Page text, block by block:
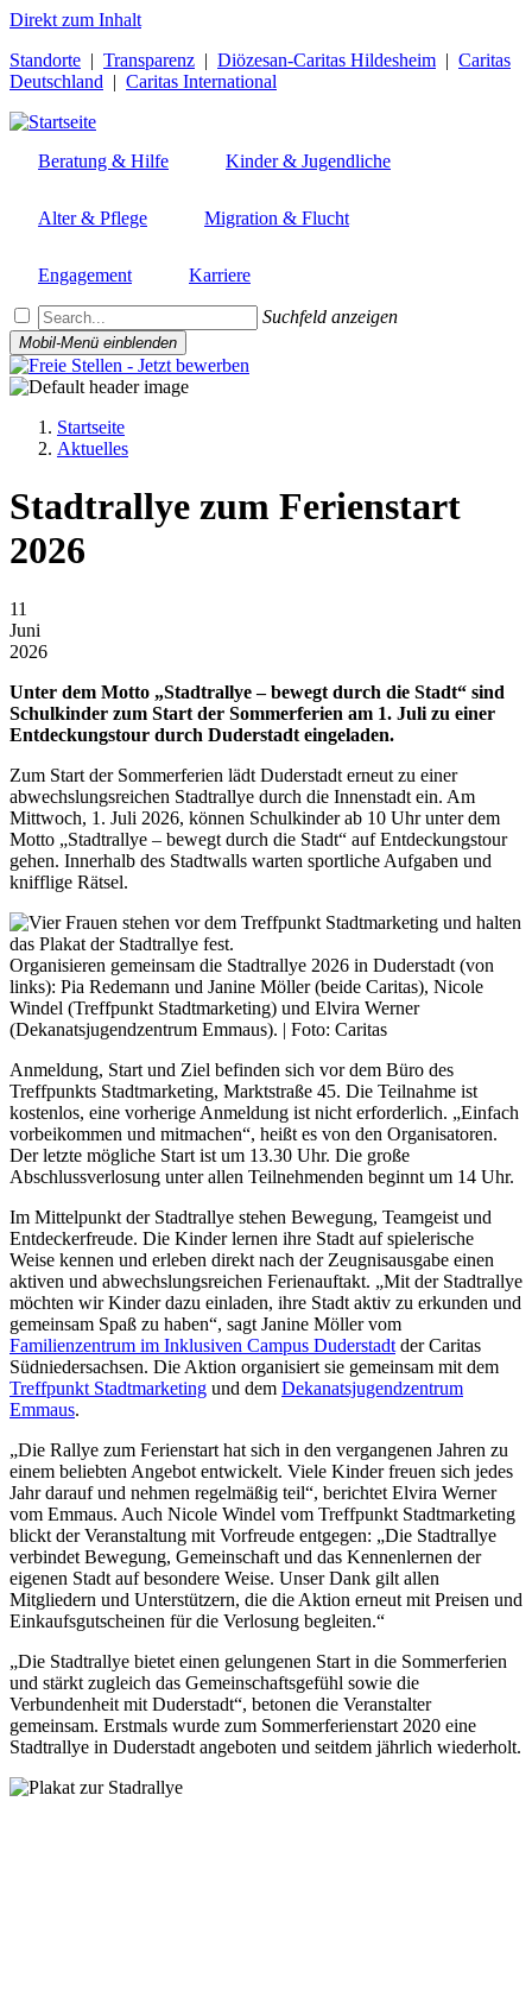
Direkt zum Inhalt
Standorte | Transparenz | Diözesan-Caritas Hildesheim | Caritas
Deutschland | Caritas International
Beratung & Hilfe Kinder & Jugendliche
Alter & Pflege Migration & Flucht
Engagement Karriere
Suchfeld anzeigen
Mobil-Menü einblenden
Pfadnavigation
Startseite
Aktuelles
Stadtrallye zum Ferienstart
2026
11
Juni
2026
Unter dem Motto „Stadtrallye – bewegt durch die Stadt“ sind
Schulkinder zum Start der Sommerferien am 1. Juli zu einer
Entdeckungstour durch Duderstadt eingeladen.
Zum Start der Sommerferien lädt Duderstadt erneut zu einer
abwechslungsreichen Stadtrallye durch die Innenstadt ein. Am
Mittwoch, 1. Juli 2026, können Schulkinder ab 10 Uhr unter dem
Motto „Stadtrallye – bewegt durch die Stadt“ auf Entdeckungstour
gehen. Innerhalb des Stadtwalls warten sportliche Aufgaben und
knifflige Rätsel.
Organisieren gemeinsam die Stadtrallye 2026 in Duderstadt (von
links): Pia Redemann und Janine Möller (beide Caritas), Nicole
Windel (Treffpunkt Stadtmarketing) und Elvira Werner
(Dekanatsjugendzentrum Emmaus). | Foto: Caritas
Anmeldung, Start und Ziel befinden sich vor dem Büro des
Treffpunkts Stadtmarketing, Marktstraße 45. Die Teilnahme ist
kostenlos, eine vorherige Anmeldung ist nicht erforderlich. „Einfach
vorbeikommen und mitmachen“, heißt es von den Organisatoren.
Der letzte mögliche Start ist um 13.30 Uhr. Die große
Abschlussverlosung unter allen Teilnehmenden beginnt um 14 Uhr.
Im Mittelpunkt der Stadtrallye stehen Bewegung, Teamgeist und
Entdeckerfreude. Die Kinder lernen ihre Stadt auf spielerische
Weise kennen und erleben direkt nach der Zeugnisausgabe einen
aktiven und abwechslungsreichen Ferienauftakt. „Mit der Stadtrallye
möchten wir Kinder dazu einladen, ihre Stadt aktiv zu erkunden und
gemeinsam Spaß zu haben“, sagt Janine Möller vom
Familienzentrum im Inklusiven Campus Duderstadt der Caritas
Südniedersachsen. Die Aktion organisiert sie gemeinsam mit dem
Treffpunkt Stadtmarketing und dem Dekanatsjugendzentrum
Emmaus.
„Die Rallye zum Ferienstart hat sich in den vergangenen Jahren zu
einem beliebten Angebot entwickelt. Viele Kinder freuen sich jedes
Jahr darauf und nehmen regelmäßig teil“, berichtet Elvira Werner
vom Emmaus. Auch Nicole Windel vom Treffpunkt Stadtmarketing
blickt der Veranstaltung mit Vorfreude entgegen: „Die Stadtrallye
verbindet Bewegung, Gemeinschaft und das Kennenlernen der
eigenen Stadt auf besondere Weise. Unser Dank gilt allen
Mitgliedern und Unterstützern, die die Aktion erneut mit Preisen und
Einkaufsgutscheinen für die Verlosung begleiten.“
„Die Stadtrallye bietet einen gelungenen Start in die Sommerferien
und stärkt zugleich das Gemeinschaftsgefühl sowie die
Verbundenheit mit Duderstadt“, betonen die Veranstalter
gemeinsam. Erstmals wurde zum Sommerferienstart 2020 eine
Stadtrallye in Duderstadt angeboten und seitdem jährlich wiederholt.